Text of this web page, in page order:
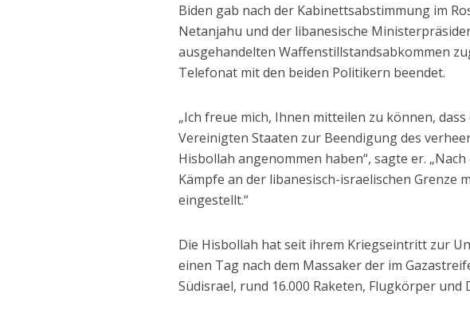
Biden gab nach der Kabinettsabstimmung im
Netanjahu und der libanesische
ausgehandelten Waffenstillstandsabkommen
Telefonat mit den beiden Politikern beendet.
„Ich freue mich, Ihnen mitteilen zu können,
Vereinigten Staaten zur Beendigung des
Hisbollah angenommen haben“, sagte er.
Kämpfe an der libanesisch-israelischen Grenze
eingestellt.“
Die Hisbollah hat seit ihrem Kriegseintritt zur
einen Tag nach dem Massaker der im
Südisrael, rund 16.000 Raketen, Flugkörper